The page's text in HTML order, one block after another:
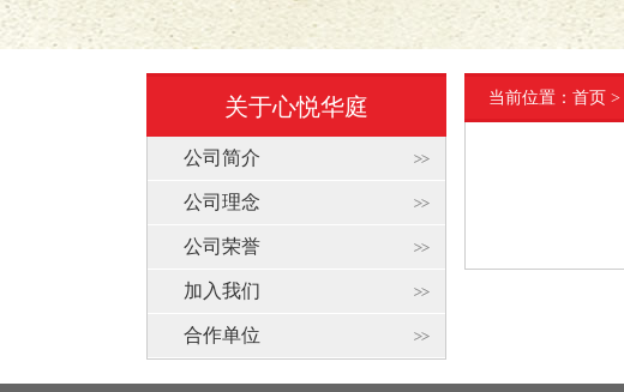
关于心悦华庭
公司简介
公司理念
公司荣誉
加入我们
合作单位
当前位置： 首页 >